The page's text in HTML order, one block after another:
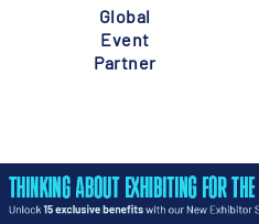
Global
Event
Partner